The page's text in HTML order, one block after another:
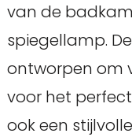
van de
spiegellamp.
ontworpen om
voor het
ook een